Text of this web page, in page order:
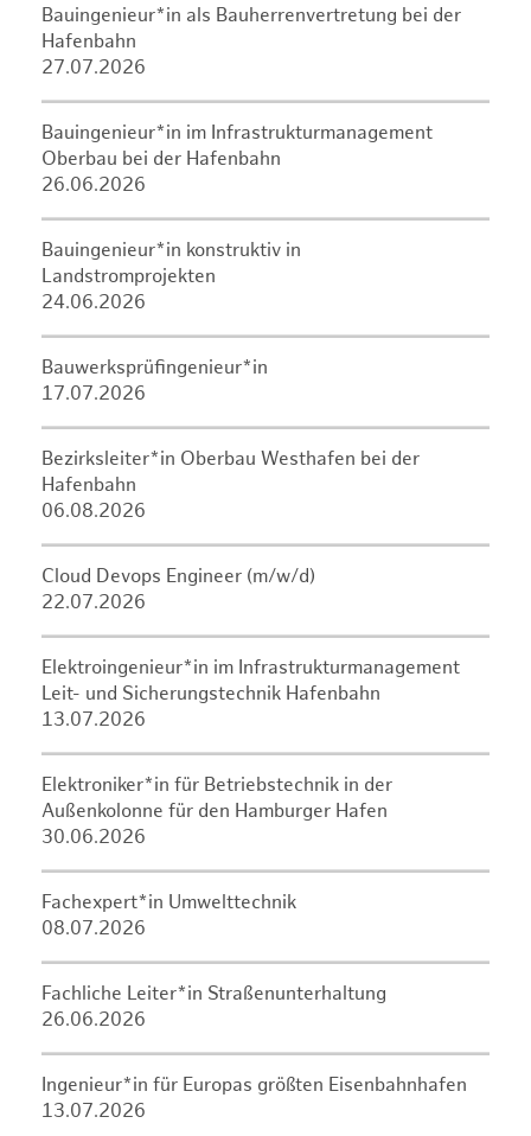
Bauingenieur*in als Bauherrenvertretung bei der
Hafenbahn
27.07.2026
Bauingenieur*in im Infrastrukturmanagement
Oberbau bei der Hafenbahn
26.06.2026
Bauingenieur*in konstruktiv in
Landstromprojekten
24.06.2026
Bauwerksprüfingenieur*in
17.07.2026
Bezirksleiter*in Oberbau Westhafen bei der
Hafenbahn
06.08.2026
Cloud Devops Engineer (m/w/d)
22.07.2026
Elektroingenieur*in im Infrastrukturmanagement
Leit- und Sicherungstechnik Hafenbahn
13.07.2026
Elektroniker*in für Betriebstechnik in der
Außenkolonne für den Hamburger Hafen
30.06.2026
Fachexpert*in Umwelttechnik
08.07.2026
Fachliche Leiter*in Straßenunterhaltung
26.06.2026
Ingenieur*in für Europas größten Eisenbahnhafen
13.07.2026